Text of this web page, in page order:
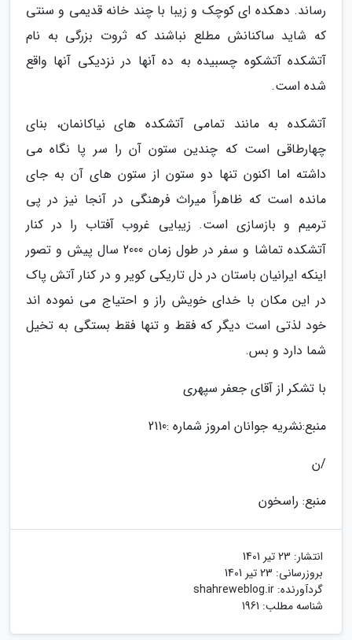
رساند. دهکده ای کوچک و زیبا با چند خانه قدیمی و سنتی
که شاید ساکنانش مطلع نباشند که ثروت بزرگی به نام
آتشکده آتشکوه چسبیده به ده آنها در نزدیکی آنها واقع
شده است.
آتشکده به مانند تمامی آتشکده های نیاکانمان، بنای
چهارطاقی است که چندین ستون آن را سر پا نگاه می
داشته اما اکنون تنها دو ستون از ستون های آن به جای
مانده است که ظاهراً میراث فرهنگی در آنجا نیز در پی
ترمیم و بازسازی است. زیبایی غروب آفتاب را در کنار
آتشکده تماشا و سفر در طول زمان 2000 سال پیش و تصور
اینکه ایرانیان باستان در دل تاریکی کویر و در کنار آتش پاک
در این مکان با خدای خویش راز و احتیاج می نموده اند
خود لذتی است دیگر که فقط و تنها فقط بستگی به تخیل
شما دارد و بس.
با تشکر از آقای جعفر سپهری
منبع:نشریه جوانان امروز شماره :2110
/ن
منبع: راسخون
انتشار: 23 تیر 1401
بروزرسانی: 23 تیر 1401
گردآورنده: shahreweblog.ir
شناسه مطلب: 1961